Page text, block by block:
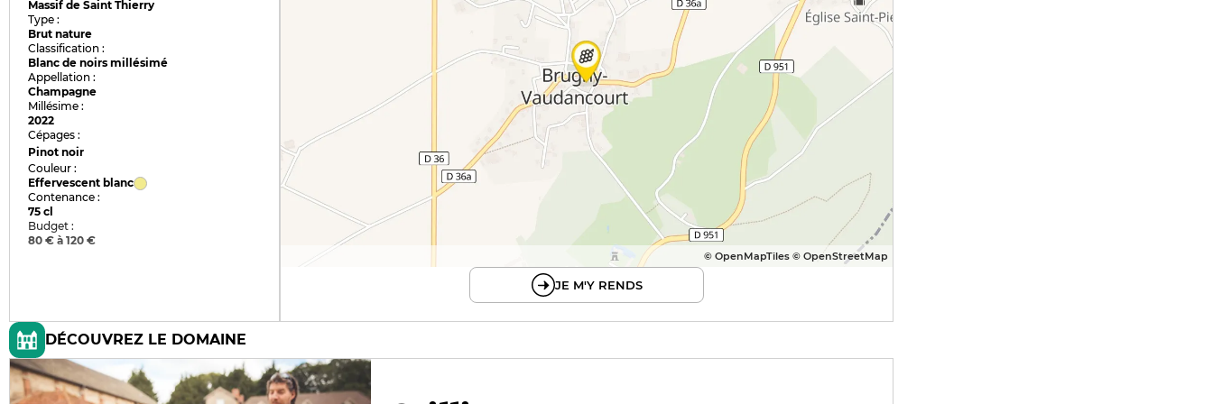
Massif de Saint Thierry
Type :
Brut nature
Classification :
Blanc de noirs millésimé
Appellation :
Champagne
Millésime :
2022
Cépages :
Pinot noir
Couleur :
Effervescent blanc
Contenance :
75 cl
Budget :
80 € à 120 €
© OpenMapTiles © OpenStreetMap
JE M'Y RENDS
DÉCOUVREZ LE DOMAINE